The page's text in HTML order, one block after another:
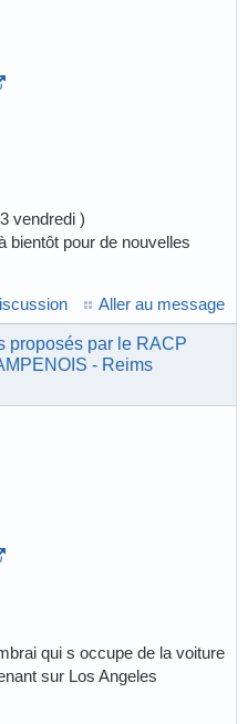
vendredi )
bientôt pour de nouvelles
Aller au message
proposés par le RACP
- Reims
qui s occupe de la voiture
sur Los Angeles